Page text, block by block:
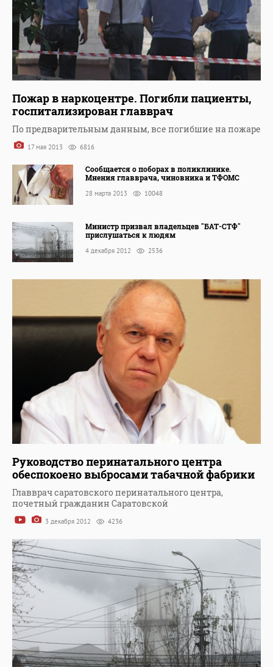
Пожар в наркоцентре. Погибли пациенты,
госпитализирован главврач
По предварительным данным, все погибшие на пожаре
17 мая 2013 6816
Сообщается о поборах в поликлинике.
Мнения главврача, чиновника и ТФОМС
28 марта 2013 10048
Министр призвал владельцев "БАТ-СТФ"
прислушаться к людям
4 декабря 2012 2536
Руководство перинатального центра
обеспокоено выбросами табачной фабрики
Главврач саратовского перинатального центра,
почетный гражданин Саратовской
3 декабря 2012 4236